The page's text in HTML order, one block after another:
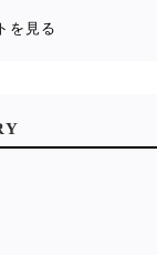
を見る